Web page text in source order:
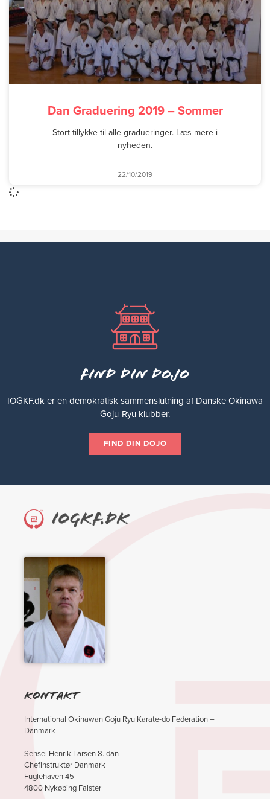
Dan Graduering 2019 – Sommer
Stort tillykke til alle gradueringer. Læs mere i
nyheden.
22/10/2019
Find din dojo
IOGKF.dk er en demokratisk sammenslutning af Danske Okinawa
Goju-Ryu klubber.
FIND DIN DOJO
Kontakt
International Okinawan Goju Ryu Karate-do Federation –
Danmark
Sensei Henrik Larsen 8. dan
Chefinstruktør Danmark
Fuglehaven 45
4800 Nykøbing Falster